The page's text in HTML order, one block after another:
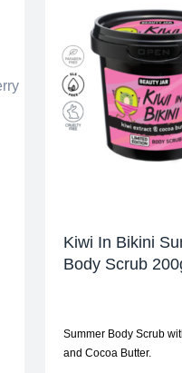
Kiwi In Bikini
Body Scrub
Summer Body Scrub
and Cocoa Butter.